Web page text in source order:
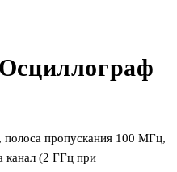
полоса пропускания 100 МГц,
канал (2 ГГц при